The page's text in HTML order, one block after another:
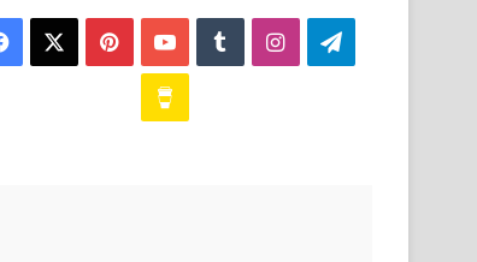
Facebook PinterestYouTubeTumblrInstagramTelegram